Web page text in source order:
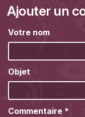
Ajouter un
Votre nom
Objet
Commentaire *